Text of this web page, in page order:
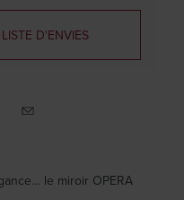
D'ENVIES
le miroir OPERA